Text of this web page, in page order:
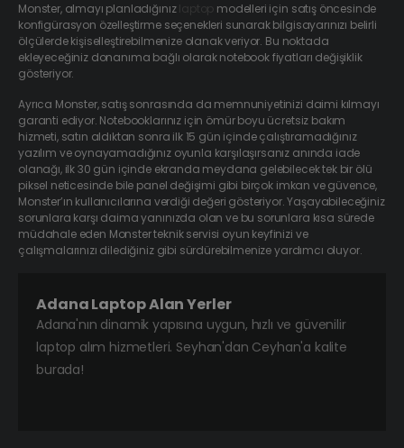
Monster, almayı planladığınız laptop modelleri için satış öncesinde
konfigürasyon özelleştirme seçenekleri sunarak bilgisayarınızı belirli
ölçülerde kişiselleştirebilmenize olanak veriyor. Bu noktada
ekleyeceğiniz donanıma bağlı olarak notebook fiyatları değişiklik
gösteriyor.
Ayrıca Monster, satış sonrasında da memnuniyetinizi daimi kılmayı
garanti ediyor. Notebooklarınız için ömür boyu ücretsiz bakım
hizmeti, satın aldıktan sonra ilk 15 gün içinde çalıştıramadığınız
yazılım ve oynayamadığınız oyunla karşılaşırsanız anında iade
olanağı, ilk 30 gün içinde ekranda meydana gelebilecek tek bir ölü
piksel neticesinde bile panel değişimi gibi birçok imkan ve güvence,
Monster’ın kullanıcılarına verdiği değeri gösteriyor. Yaşayabileceğiniz
sorunlara karşı daima yanınızda olan ve bu sorunlara kısa sürede
müdahale eden Monster teknik servisi oyun keyfinizi ve
çalışmalarınızı dilediğiniz gibi sürdürebilmenize yardımcı oluyor.
Adana Laptop Alan Yerler
Adana'nın dinamik yapısına uygun, hızlı ve güvenilir
laptop alım hizmetleri. Seyhan'dan Ceyhan'a kalite
burada!